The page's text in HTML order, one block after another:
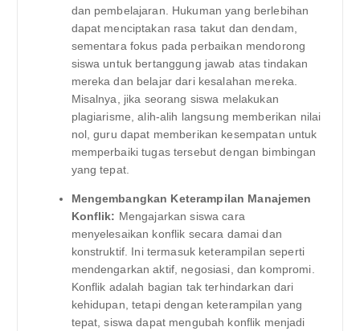
dan pembelajaran. Hukuman yang berlebihan
dapat menciptakan rasa takut dan dendam,
sementara fokus pada perbaikan mendorong
siswa untuk bertanggung jawab atas tindakan
mereka dan belajar dari kesalahan mereka.
Misalnya, jika seorang siswa melakukan
plagiarisme, alih-alih langsung memberikan nilai
nol, guru dapat memberikan kesempatan untuk
memperbaiki tugas tersebut dengan bimbingan
yang tepat.
Mengembangkan Keterampilan Manajemen
Konflik: Mengajarkan siswa cara
menyelesaikan konflik secara damai dan
konstruktif. Ini termasuk keterampilan seperti
mendengarkan aktif, negosiasi, dan kompromi.
Konflik adalah bagian tak terhindarkan dari
kehidupan, tetapi dengan keterampilan yang
tepat, siswa dapat mengubah konflik menjadi